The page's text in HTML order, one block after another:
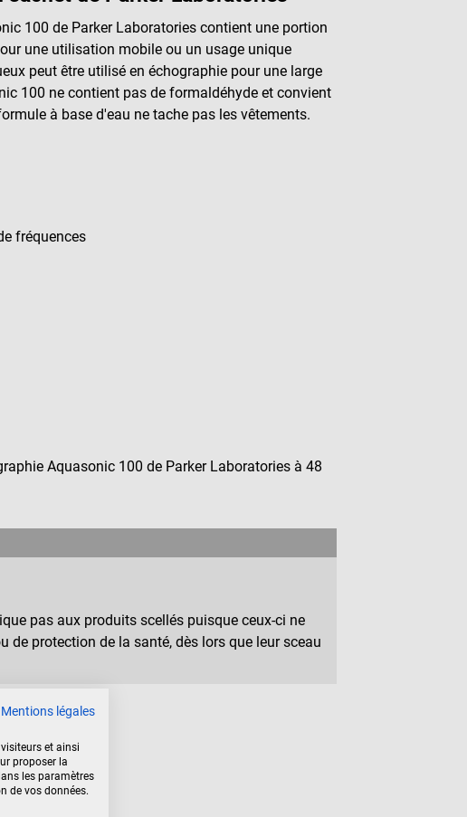
100 de Parker Laboratories contient une portion
une utilisation mobile ou un usage unique
peut être utilisé en échographie pour une large
100 ne contient pas de formaldéhyde et convient
à base d'eau ne tache pas les vêtements.
fréquences
Aquasonic 100 de Parker Laboratories à 48
pas aux produits scellés puisque ceux-ci ne
de protection de la santé, dès lors que leur sceau
Mentions légales
et ainsi
proposer la
les paramètres
de vos données.